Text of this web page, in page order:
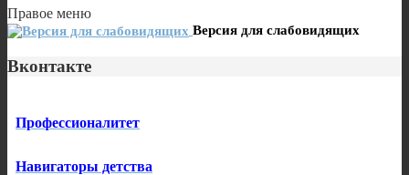
Правое меню
Версия для слабовидящих
Вконтакте
Профессионалитет
Навигаторы детства